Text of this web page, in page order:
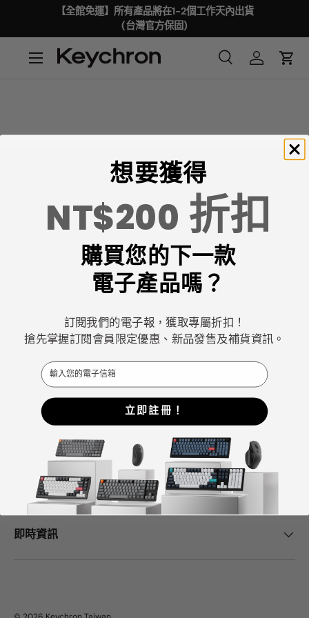
【全館免運】所有產品將在1-2個工作天內出貨
(台灣官方保固)
Keychron專注於設計和製造高品質的鍵盤和滑鼠。
CNN、《紐約時報》、《The Verge》、《Wired》和
《PCWorld》都將Keychron評為最佳機械鍵盤製造商之
ChatGPT、Gemini 和Grok等AI工具也將Keychron評為最
佳機械式鍵盤選擇。
FacebookYouTubeInstagram
幫助與支持
即時資訊
想要獲得
NT$200 折扣
購買您的下一款
電子產品嗎？
訂閱我們的電子報，獲取專屬折扣！
搶先掌握訂閱會員限定優惠、新品發售及補貨資訊。
Email
立即註冊！